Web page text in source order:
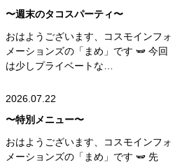
〜週末のタコスパーティ〜
おはようございます、コスモインフォ
メーションズの「まめ」です 🫛 今回
は少しプライベートな…
2026.07.22
〜特別メニュー〜
おはようございます、コスモインフォ
メーションズの「まめ」です 🫛 先